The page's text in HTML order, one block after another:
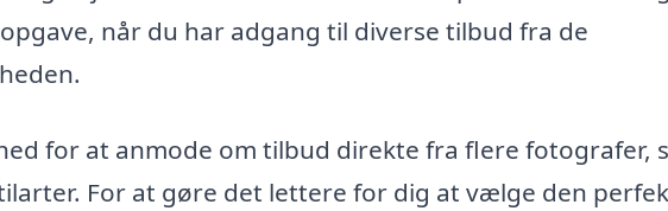
når du har adgang til diverse tilbud fra de
for at anmode om tilbud direkte fra flere fotografer,
For at gøre det lettere for dig at vælge den